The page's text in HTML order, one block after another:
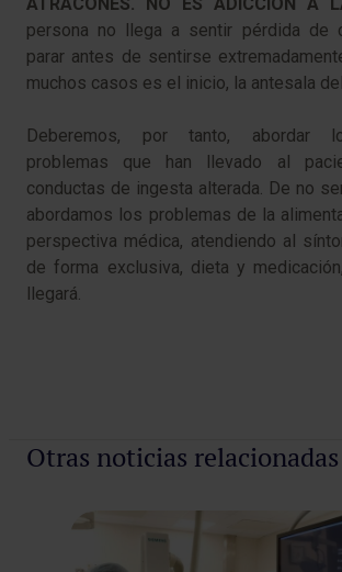
persona no llega a sentir pérdida de
parar antes de sentirse
muchos casos es el inicio, la antesala
Deberemos, por tanto, abordar
problemas que han llevado al
conductas de ingesta alterada. De no
abordamos los problemas de la
perspectiva médica, atendiendo al
de forma exclusiva, dieta y
llegará.
Otras noticias relacionadas